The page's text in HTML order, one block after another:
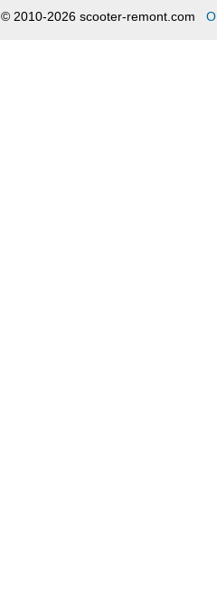
© 2010-2026 scooter-remont.com О